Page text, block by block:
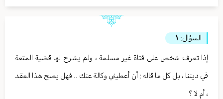
السؤال: ١
إذا تعرف شخص على فتاة غير مسلمة ، ولم يشرح لها قضية المتعة
في ديننا ، بل كل ما قاله : أن أعطيني وكالة عنك .. فهل يصح هذا العقد
، أم لا ؟